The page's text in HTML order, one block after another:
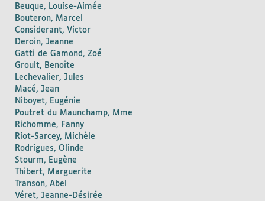
Beuque, Louise-Aimée
Bouteron, Marcel
Considerant, Victor
Deroin, Jeanne
Gatti de Gamond, Zoé
Groult, Benoîte
Lechevalier, Jules
Macé, Jean
Niboyet, Eugénie
Poutret du Maunchamp, Mme
Richomme, Fanny
Riot-Sarcey, Michèle
Rodrigues, Olinde
Stourm, Eugène
Thibert, Marguerite
Transon, Abel
Véret, Jeanne-Désirée